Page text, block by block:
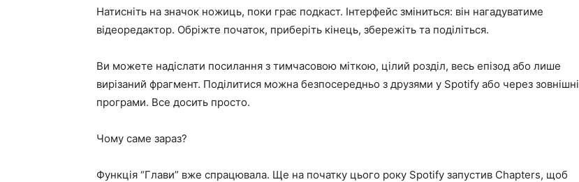
Натисніть на значок ножиць, поки грає подкаст. Інтерфейс зміниться: він нагадуватиме
відеоредактор. Обріжте початок, приберіть кінець, збережіть та поділіться.
Ви можете надіслати посилання з тимчасовою міткою, цілий розділ, весь епізод або лише
вирізаний фрагмент. Поділитися можна безпосередньо з друзями у Spotify або через зовнішні
програми. Все досить просто.
Чому саме зараз?
Функція “Глави” вже спрацювала. Ще на початку цього року Spotify запустив Chapters, щоб